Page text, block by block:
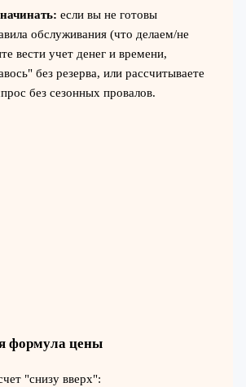
если вы не готовы
обслуживания (что делаем/не
вести учет денег и времени,
без резерва, или рассчитываете
без сезонных провалов.
формула цены
"снизу вверх":